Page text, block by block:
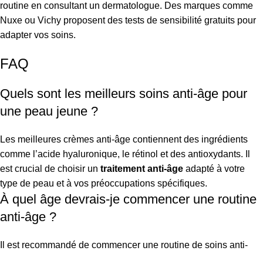
routine en consultant un dermatologue. Des marques comme
Nuxe ou Vichy proposent des tests de sensibilité gratuits pour
adapter vos soins.
FAQ
Quels sont les meilleurs soins anti-âge pour
une peau jeune ?
Les meilleures crèmes anti-âge contiennent des ingrédients
comme l’acide hyaluronique, le rétinol et des antioxydants. Il
est crucial de choisir un traitement anti-âge adapté à votre
type de peau et à vos préoccupations spécifiques.
À quel âge devrais-je commencer une routine
anti-âge ?
Il est recommandé de commencer une routine de soins anti-